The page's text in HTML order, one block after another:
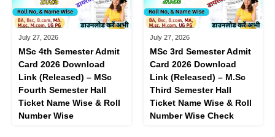
July 27, 2026
MSc 4th Semester Admit
Card 2026 Download
Link (Released) – MSc
Fourth Semester Hall
Ticket Name Wise & Roll
Number Wise
July 27, 2026
MSc 3rd Semester Admit
Card 2026 Download
Link (Released) – M.Sc
Third Semester Hall
Ticket Name Wise & Roll
Number Wise Check